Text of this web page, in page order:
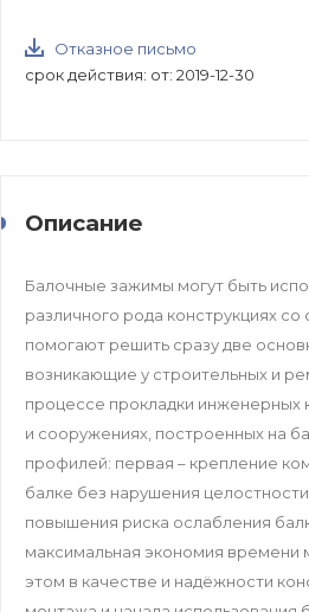
Отказное письмо
срок действия: от: 2019-12-30
Описание
Балочные зажимы могут быть
различного рода конструкциях
помогают решить сразу две
возникающие у строительных и
процессе прокладки инженерных
и сооружениях, построенных на
профилей: первая – крепление
балке без нарушения
повышения риска ослабления
максимальная экономия времени
этом в качестве и надёжности